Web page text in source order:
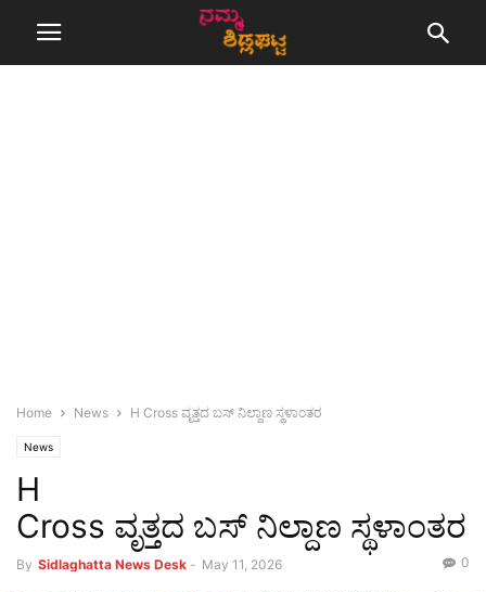
Home News H Cross ವೃತ್ತದ ಬಸ್ ನಿಲ್ದಾಣ ಸ್ಥಳಾಂತರ
News
H
Cross ವೃತ್ತದ ಬಸ್ ನಿಲ್ದಾಣ ಸ್ಥಳಾಂತರ
By Sidlaghatta News Desk - May 11, 2026 0